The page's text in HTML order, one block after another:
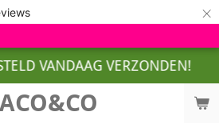
×
VANDAAG VERZONDEN!